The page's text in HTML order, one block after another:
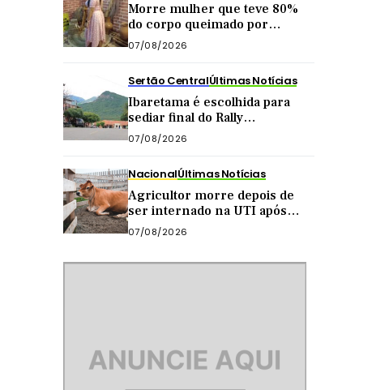
Morre mulher que teve 80%
do corpo queimado por
companheiro no interior do
Ceará
07/08/2026
Sertão CentralÚltimas Notícias
Ibaretama é escolhida para
sediar final do Rally
Forrageiras, evento agro
organizado pela CNA
07/08/2026
NacionalÚltimas Notícias
Agricultor morre depois de
ser internado na UTI após
levar ‘marrada’ de vaca
enquanto tirava leite
07/08/2026